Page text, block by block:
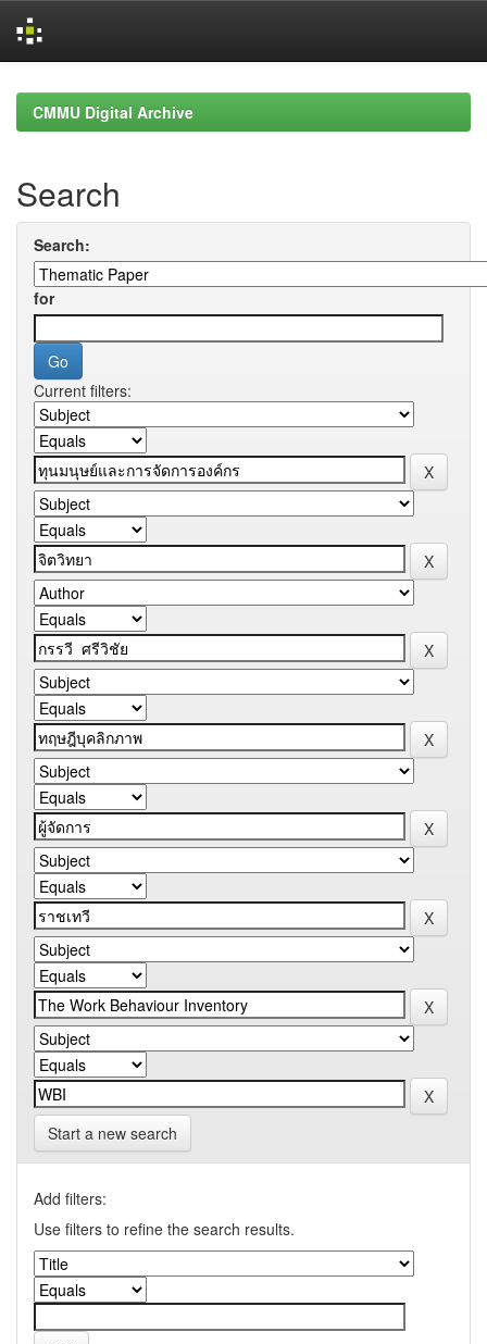
navigationCMMU Digital Archive
Search
Search:
for
Current filters:
Start a new search
Add filters:
Use filters to refine the search results.